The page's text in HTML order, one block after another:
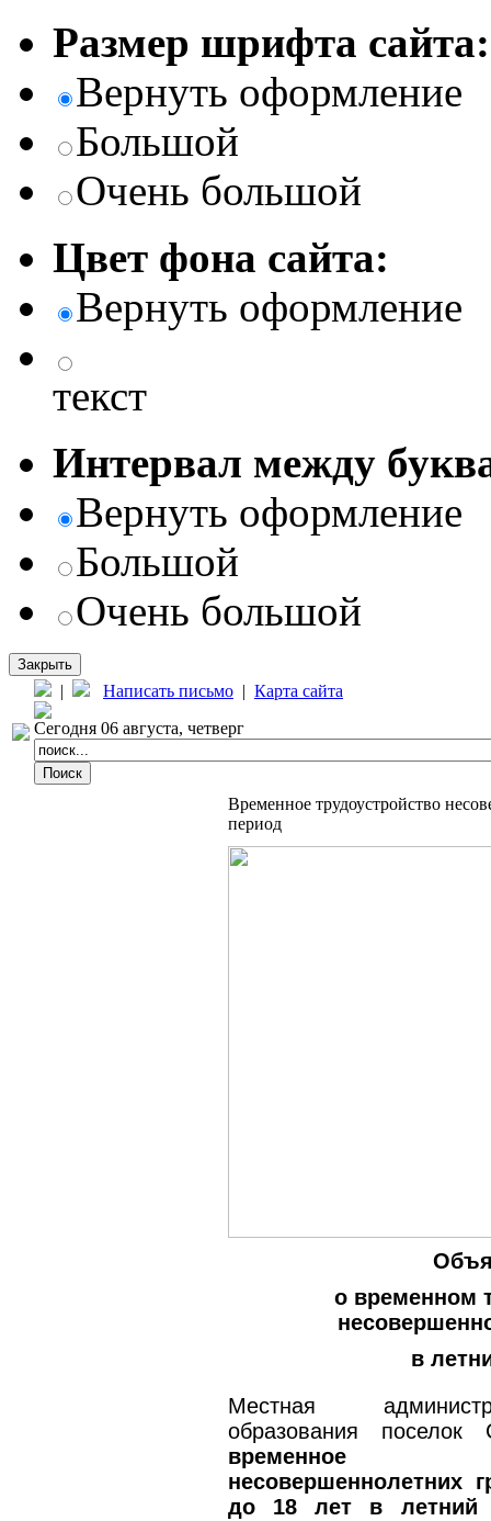
Размер шрифта сайта:
Вернуть оформление
Большой
Очень большой
Цвет фона сайта:
Вернуть оформление
текст
Интервал между
Вернуть оформление
Большой
Очень большой
Закрыть
| Написать письмо | Карта сайта
Сегодня 06 августа, четверг
Временное трудоустройство
период
о временном
в
Местная
образования поселок
временное
несовершеннолетних
до 18 лет в летний